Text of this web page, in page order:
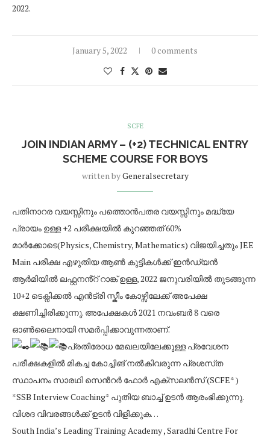
2022.
January 5, 2022 0 comments
SCFE
JOIN INDIAN ARMY – (+2) TECHNICAL ENTRY
SCHEME COURSE FOR BOYS
written byGeneralsecretary
പതിനാറര വയസ്സിനും പത്തൊൻപതര വയസ്സിനും മദ്ധ്യേ
പ്രായം ഉള്ള +2 പരീക്ഷയിൽ കുറഞ്ഞത് 60%
മാർക്കോടെ(Physics, Chemistry, Mathematics) വിജയിച്ചതും JEE
Main പരീക്ഷ എഴുതിയ ആൺ കുട്ടികൾക്ക് ഇൻഡ്യൻ
ആർമിയിൽ ലഫ്റ്റനൻ്റ് റാങ്ക് ഉള്ള, 2022 ജനുവരിയിൽ തുടങ്ങുന്ന
10+2 ടെക്നിക്കൽ എൻട്രി സ്കീം കോഴ്സിലേക്ക് അപേക്ഷ
ക്ഷണിച്ചിരിക്കുന്നു. അപേക്ഷകൾ 2021 നവംബർ 8 വരെ
ഓൺലൈനായി സമർപ്പിക്കാവുന്നതാണ്.
പ്രതിരോധ മേഖലയിലേക്കുള്ള പ്രവേശന
പരീക്ഷകളിൽ മികച്ച കോച്ചിങ് നൽകിവരുന്ന പ്രശസ്‌ത
സ്ഥാപനം സാരഥി സെൻറർ ഫോർ എക്സലൻസ് (SCFE* )
*SSB Interview Coaching* പുതിയ ബാച്ച് ഉടൻ ആരംഭിക്കുന്നു.
വിശദ വിവരങ്ങൾക്ക് ഉടൻ വിളിക്കുക…
South India’s Leading Training Academy , Saradhi Centre For